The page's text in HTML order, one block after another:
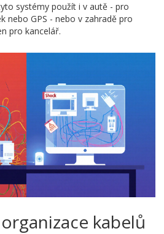
systémy použít i v autě - pro
nebo GPS - nebo v zahradě pro
pro kancelář.
kabelů